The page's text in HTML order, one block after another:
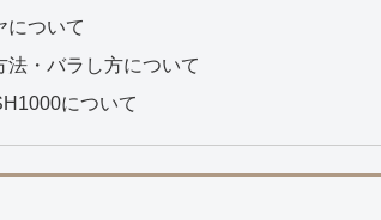
について
・バラし方について
について